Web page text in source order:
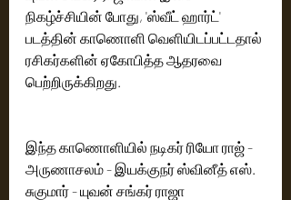
நிகழ்ச்சியின் போது, 'ஸ்வீட் ஹார்ட்'
படத்தின் காணொளி வெளியிடப்பட்டதால்
ரசிகர்களின் ஏகோபித்த ஆதரவை
பெற்றிருக்கிறது.
இந்த காணொளியில் நடிகர் ரியோ ராஜ் -
அருணாசலம் - இயக்குநர் ஸ்வினீத் எஸ்.
சுகுமார் - யுவன் சங்கர் ராஜா